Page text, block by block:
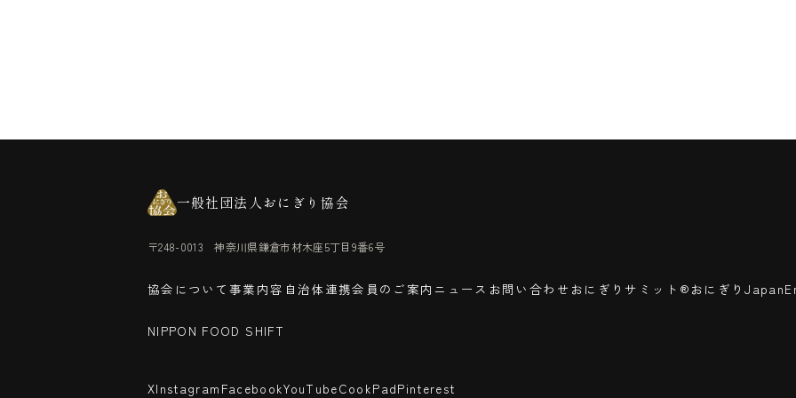
一般社団法人おにぎり協会
〒248-0013 神奈川県鎌倉市材木座5丁目9番6号
協会について事業内容 自治体連携会員のご案内 ニュース お問い合わせ おにぎりサミット® おにぎりJapan
NIPPON FOOD SHIFT
XInstagram FacebookYouTubeCookPadPinterest